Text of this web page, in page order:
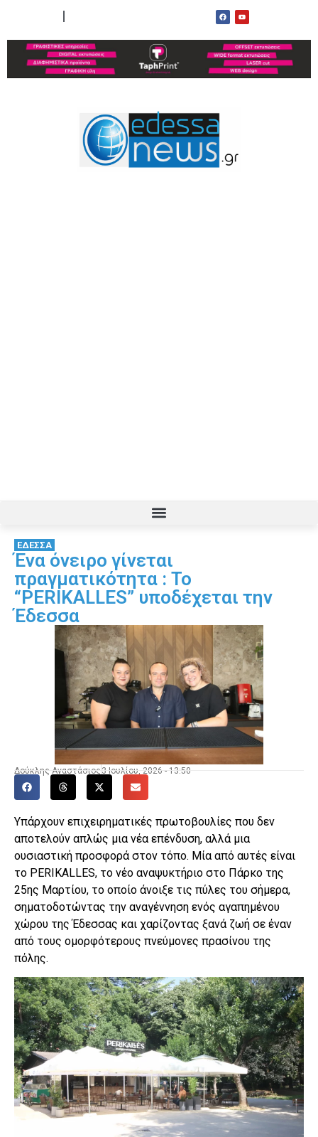
ΕΔΕΣΣΑ
Ένα όνειρο γίνεται
πραγματικότητα : Το
“PERIKALLES” υποδέχεται την
Έδεσσα
Δούκλης Αναστάσιος 3 Ιουλίου, 2026 - 13:50
Υπάρχουν επιχειρηματικές πρωτοβουλίες που δεν
αποτελούν απλώς μια νέα επένδυση, αλλά μια
ουσιαστική προσφορά στον τόπο. Μία από αυτές είναι
το PERIKALLES, το νέο αναψυκτήριο στο Πάρκο της
25ης Μαρτίου, το οποίο άνοιξε τις πύλες του σήμερα,
σηματοδοτώντας την αναγέννηση ενός αγαπημένου
χώρου της Έδεσσας και χαρίζοντας ξανά ζωή σε έναν
από τους ομορφότερους πνεύμονες πρασίνου της
πόλης.